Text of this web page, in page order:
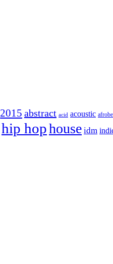
2015 abstract acid acoustic
hip hophouse idm